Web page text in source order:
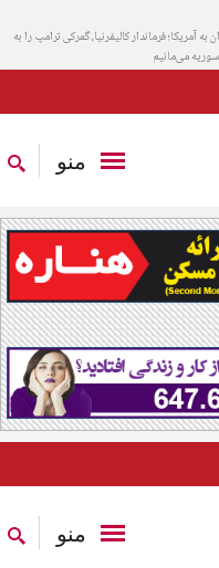
آمریکا؛ فرماندار کالیفرنیا، گمرکی ترامپ را به
سوریه می‌مانیم
منو
منو